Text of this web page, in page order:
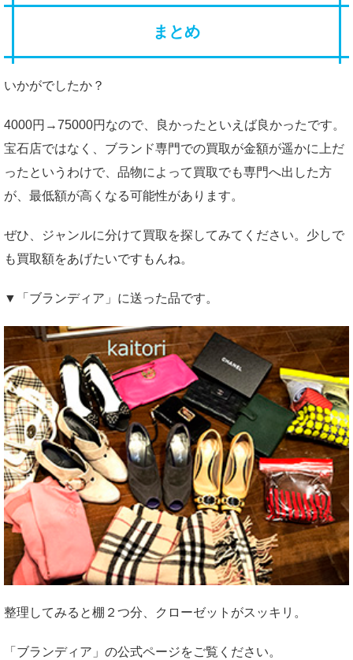
まとめ
いかがでしたか？
4000円→75000円なので、良かったといえば良かったです。
宝石店ではなく、ブランド専門での買取が金額が遥かに上だ
ったというわけで、品物によって買取でも専門へ出した方
が、最低額が高くなる可能性があります。
ぜひ、ジャンルに分けて買取を探してみてください。少しで
も買取額をあげたいですもんね。
▼「ブランディア」に送った品です。
整理してみると棚２つ分、クローゼットがスッキリ。
「ブランディア」の公式ページをご覧ください。